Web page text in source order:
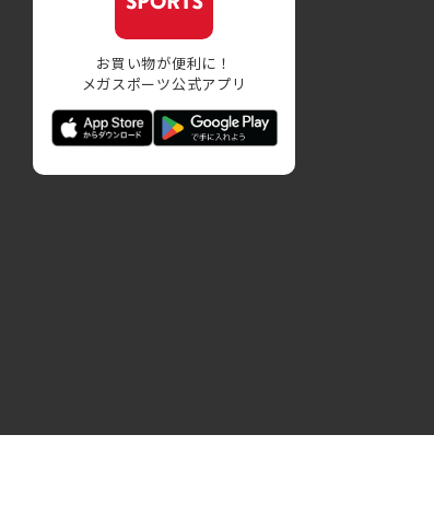
お買い物が便利に！
メガスポーツ公式アプリ